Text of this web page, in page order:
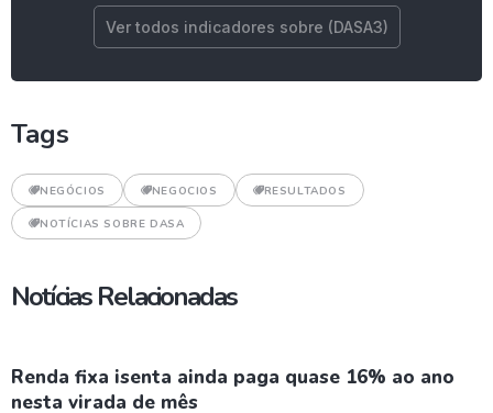
Ver todos indicadores sobre (DASA3)
Tags
NEGÓCIOS NEGOCIOS RESULTADOS
NOTÍCIAS SOBRE DASA
Notícias Relacionadas
Renda fixa isenta ainda paga quase 16% ao ano
nesta virada de mês